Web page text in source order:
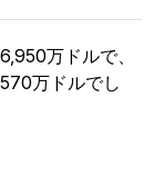
万ドルで、
万ドルでし